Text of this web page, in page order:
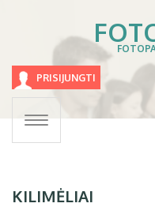
PRISIJUNGTI
Toggle
KILIMĖLIAI